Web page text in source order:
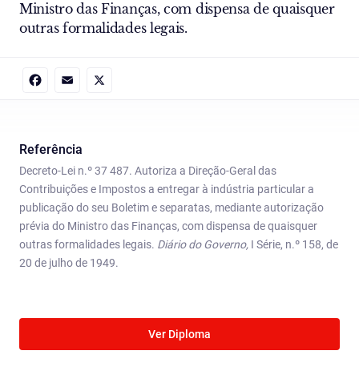
Ministro das Finanças, com dispensa de quaisquer
outras formalidades legais.
Referência
Decreto-Lei n.º 37 487. Autoriza a Direção-Geral das
Contribuições e Impostos a entregar à indústria particular a
publicação do seu Boletim e separatas, mediante autorização
prévia do Ministro das Finanças, com dispensa de quaisquer
outras formalidades legais. Diário do Governo, I Série, n.º 158, de
20 de julho de 1949.
Ver Diploma